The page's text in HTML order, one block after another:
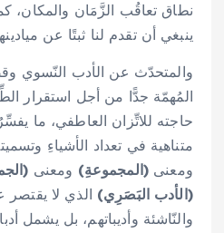
نطاق تعاقُب الزَّمَان والمكان،
ينبغي أن تقدم لنا ثبتًا عن
والمتحدّث عن الأدب النّسوي
المُهمّة جدًّا من أجل استقرار
حاجته للاتِّزان العاطفي، ما
متناهية في تعداد الأشياءِ
ومعنى (المجموعةِ) ومعنى
(الأدب البَصَرِي) الذي لا يقتصر
والنّاشئة وأديباتهم، بل يشمل